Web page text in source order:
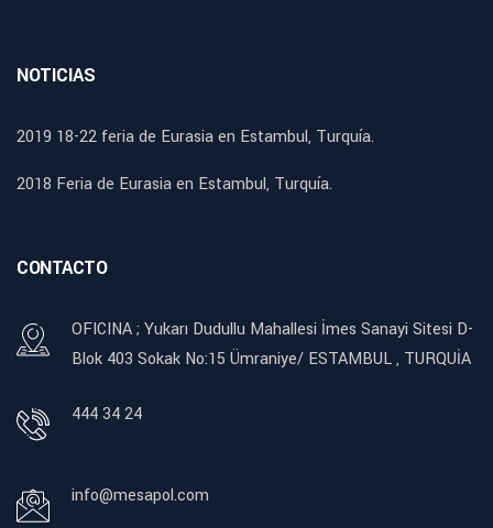
NOTICIAS
2019 18-22 feria de Eurasia en Estambul, Turquía.
2018 Feria de Eurasia en Estambul, Turquía.
CONTACTO
OFICINA ; Yukarı Dudullu Mahallesi İmes Sanayi Sitesi D-
Blok 403 Sokak No:15 Ümraniye/ ESTAMBUL , TURQUİA
444 34 24
info@mesapol.com